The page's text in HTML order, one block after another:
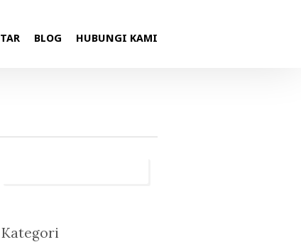
BLOG HUBUNGI KAMI
Kategori